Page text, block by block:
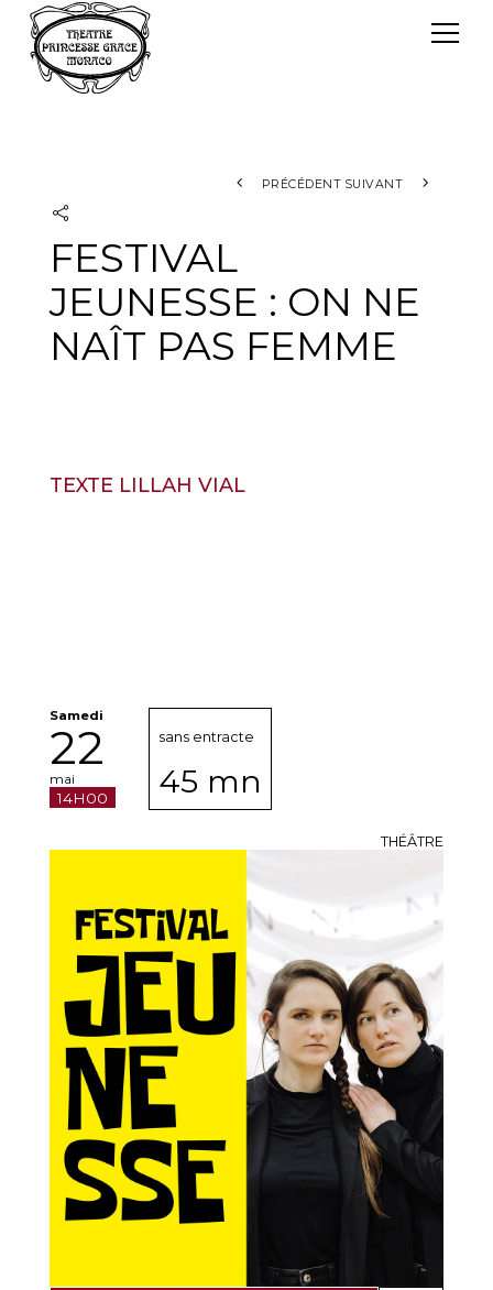
Le TPG
PRÉCÉDENT SUIVANT
FESTIVAL
JEUNESSE : ON NE
NAÎT PAS FEMME
TEXTE LILLAH VIAL
Samedi
22
mai
14H00
sans entracte
45 mn
THÉÂTRE
Panneau de gestion des cookies